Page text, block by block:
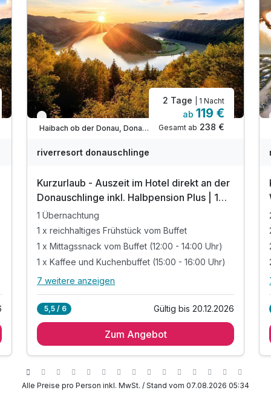
Verfügbar bis Dezember
Haibach ob der Donau, Donauraum Oberösterreich
2 Tage | 1 Nacht
ab 119 €
Gesamt ab 238 €
riverresort donauschlinge
Kurzurlaub - Auszeit im Hotel direkt an der
Donauschlinge inkl. Halbpension Plus | 1
Nacht
1 Übernachtung
1 x reichhaltiges Frühstück vom Buffet
1 x Mittagssnack vom Buffet (12:00 - 14:00 Uhr)
1 x Kaffee und Kuchenbuffet (15:00 - 16:00 Uhr)
Alle Inklusivleistungen
1 x reichhaltiges Frühstück vom Buffet
1 x 5-Gang-Abendessen inkl. Salatbuffet
7 weitere anzeigen
5,5 / 6 Gültig bis 20.12.2026
Zum Angebot
Alle Preise pro Person inkl. MwSt. / Stand vom 07.08.2026 05:34